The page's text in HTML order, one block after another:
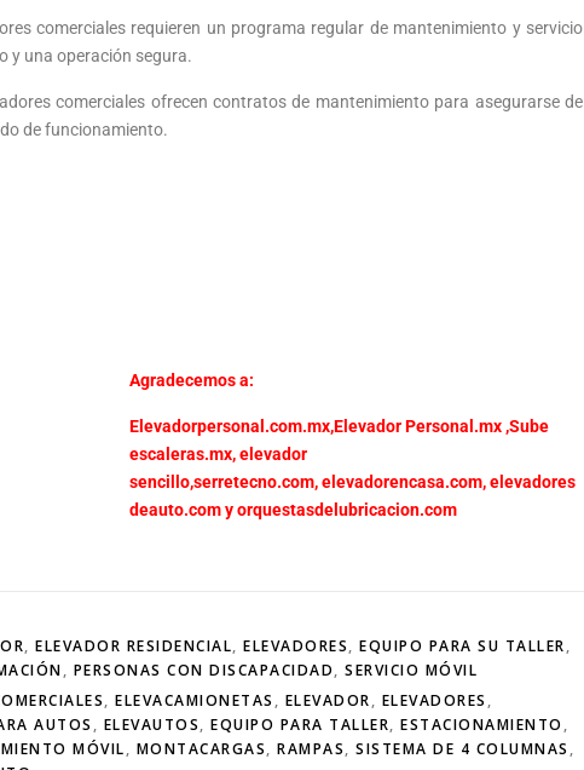
comerciales requieren un programa regular de mantenimiento y servicio
y una operación segura.
comerciales ofrecen contratos de mantenimiento para asegurarse de
de funcionamiento.
Agradecemos a:
Elevadorpersonal.com.mx,Elevador Personal.mx ,Sube
escaleras.mx,elevador
sencillo,serretecno.com,elevadorencasa.com,elevadores
deauto.comyorquestasdelubricacion.com
, ELEVADOR RESIDENCIAL, ELEVADORES, EQUIPO PARA SU TALLER,
, PERSONAS CON DISCAPACIDAD, SERVICIO MÓVIL
, ELEVACAMIONETAS , ELEVADOR, ELEVADORES ,
AUTOS , ELEVAUTOS, EQUIPO PARA TALLER, ESTACIONAMIENTO ,
MÓVIL, MONTACARGAS, RAMPAS, SISTEMA DE 4 COLUMNAS ,